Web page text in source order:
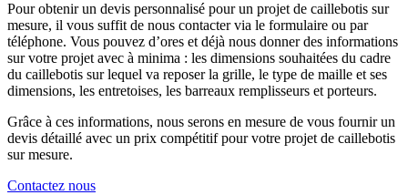
Pour obtenir un devis personnalisé pour un projet de caillebotis sur
mesure, il vous suffit de nous contacter via le formulaire ou par
téléphone. Vous pouvez d’ores et déjà nous donner des informations
sur votre projet avec à minima : les dimensions souhaitées du cadre
du caillebotis sur lequel va reposer la grille, le type de maille et ses
dimensions, les entretoises, les barreaux remplisseurs et porteurs.
Grâce à ces informations, nous serons en mesure de vous fournir un
devis détaillé avec un prix compétitif pour votre projet de caillebotis
sur mesure.
Contactez nous